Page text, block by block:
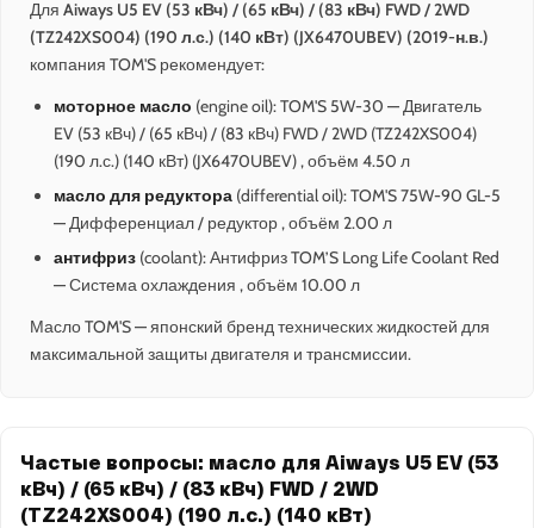
Для Aiways U5 EV (53 кВч) / (65 кВч) / (83 кВч) FWD / 2WD
(TZ242XS004) (190 л.с.) (140 кВт) (JX6470UBEV) (2019-н.в.)
компания TOM'S рекомендует:
моторное масло (engine oil): TOM'S 5W-30 — Двигатель
EV (53 кВч) / (65 кВч) / (83 кВч) FWD / 2WD (TZ242XS004)
(190 л.с.) (140 кВт) (JX6470UBEV) , объём 4.50 л
масло для редуктора (differential oil): TOM'S 75W-90 GL-5
— Дифференциал / редуктор , объём 2.00 л
антифриз (coolant): Антифриз TOM’S Long Life Coolant Red
— Система охлаждения , объём 10.00 л
Масло TOM'S — японский бренд технических жидкостей для
максимальной защиты двигателя и трансмиссии.
Частые вопросы: масло для Aiways U5 EV (53
кВч) / (65 кВч) / (83 кВч) FWD / 2WD
(TZ242XS004) (190 л.с.) (140 кВт)